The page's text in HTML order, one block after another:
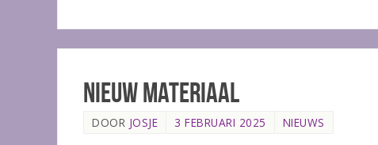
Nieuw materiaal
DOOR JOSJE 3 FEBRUARI 2025 NIEUWS